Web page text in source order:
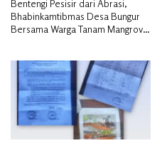
Bentengi Pesisir dari Abrasi,
Bhabinkamtibmas Desa Bungur
Bersama Warga Tanam Mangrove